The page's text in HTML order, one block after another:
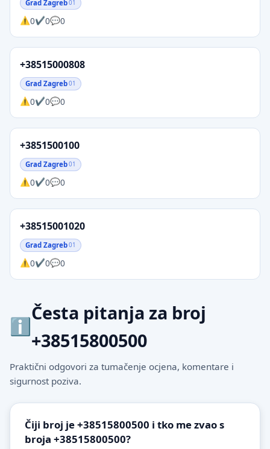
Grad Zagreb01
0 0 0
+38515000808
Grad Zagreb01
0 0 0
+3851500100
Grad Zagreb01
0 0 0
+38515001020
Grad Zagreb01
0 0 0
Česta pitanja za broj
+38515800500
Praktični odgovori za tumačenje ocjena, komentare i
sigurnost poziva.
Čiji broj je +38515800500 i tko me zvao s
broja +38515800500?